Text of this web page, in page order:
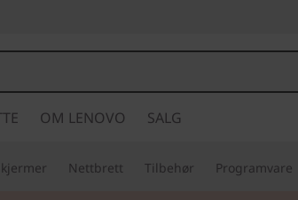
OM LENOVO SALG
Nettbrett Tilbehør Programvare